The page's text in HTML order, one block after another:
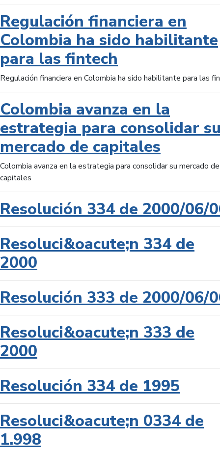
Regulación financiera en
Colombia ha sido habilitante
para las fintech
Regulación financiera en Colombia ha sido habilitante para las
Colombia avanza en la
estrategia para consolidar
mercado de capitales
Colombia avanza en la estrategia para consolidar su mercado de
capitales
Resolución 334 de 2000/06/
Resoluci&oacute;n 334 de
2000
Resolución 333 de 2000/06/
Resoluci&oacute;n 333 de
2000
Resolución 334 de 1995
Resoluci&oacute;n 0334 de
1.998